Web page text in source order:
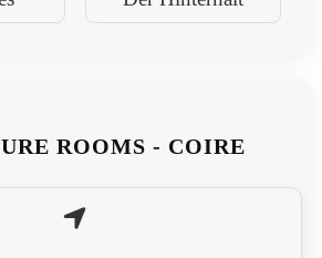
ROOMS - COIRE